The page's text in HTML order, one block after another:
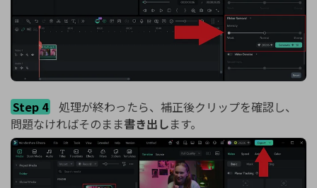
Step 4
処理が終わったら、補正後クリップを確認し、
問題なければそのまま書き出します。